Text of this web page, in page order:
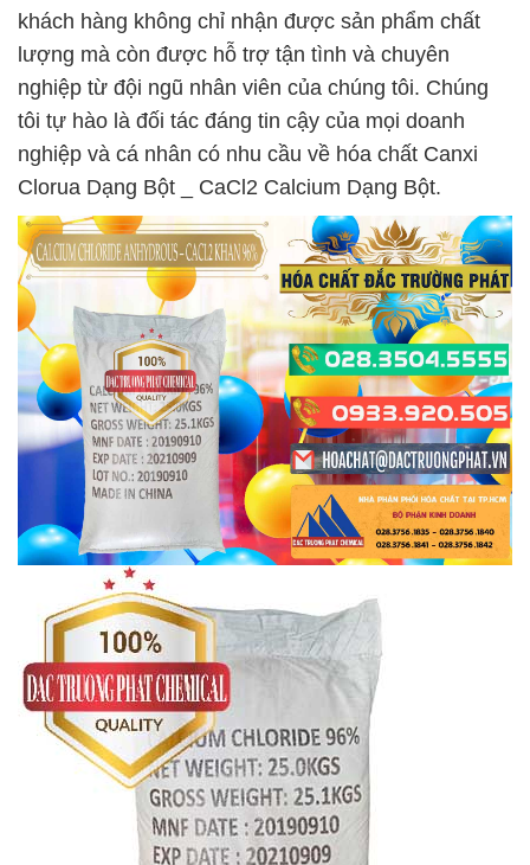
khách hàng không chỉ nhận được sản phẩm chất
lượng mà còn được hỗ trợ tận tình và chuyên
nghiệp từ đội ngũ nhân viên của chúng tôi. Chúng
tôi tự hào là đối tác đáng tin cậy của mọi doanh
nghiệp và cá nhân có nhu cầu về hóa chất Canxi
Clorua Dạng Bột _ CaCl2 Calcium Dạng Bột.